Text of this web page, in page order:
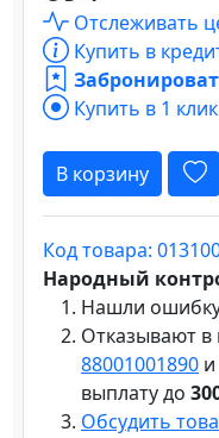
Отслеживать
Купить в
Купить в 1 клик
В корзину
Код товара:
Народный
Нашли
Отказывают
88001001890
выплату до
Обсудить